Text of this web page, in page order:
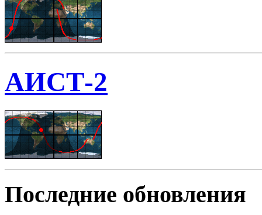
АИСТ-2
Последние обновления